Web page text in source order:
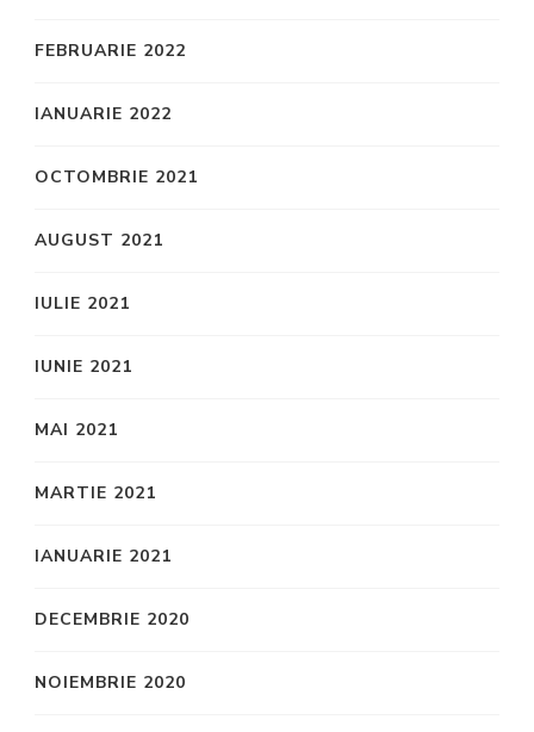
FEBRUARIE 2022
IANUARIE 2022
OCTOMBRIE 2021
AUGUST 2021
IULIE 2021
IUNIE 2021
MAI 2021
MARTIE 2021
IANUARIE 2021
DECEMBRIE 2020
NOIEMBRIE 2020